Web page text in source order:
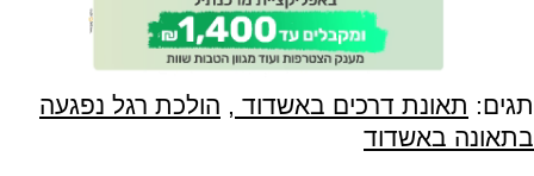
תגים: תאונת דרכים באשדוד , הולכת רגל נפגעה
בתאונה באשדוד